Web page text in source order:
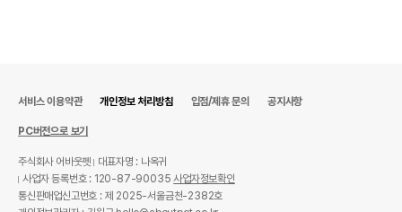
서비스 이용약관 개인정보 처리방침 입점/제휴 문의 공지사항
PC버전으로 보기
주식회사 어바웃펫
대표자명 : 나옥귀
사업자 등록번호 : 120-87-90035사업자정보확인
통신판매업신고번호 : 제 2025-서울금천-2382호